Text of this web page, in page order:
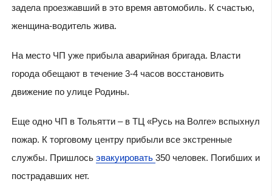
задела проезжавший в это время автомобиль. К счастью,
женщина-водитель жива.
На место ЧП уже прибыла аварийная бригада. Власти
города обещают в течение 3-4 часов восстановить
движение по улице Родины.
Еще одно ЧП в Тольятти – в ТЦ «Русь на Волге» вспыхнул
пожар. К торговому центру прибыли все экстренные
службы. Пришлось эвакуировать 350 человек. Погибших и
пострадавших нет.